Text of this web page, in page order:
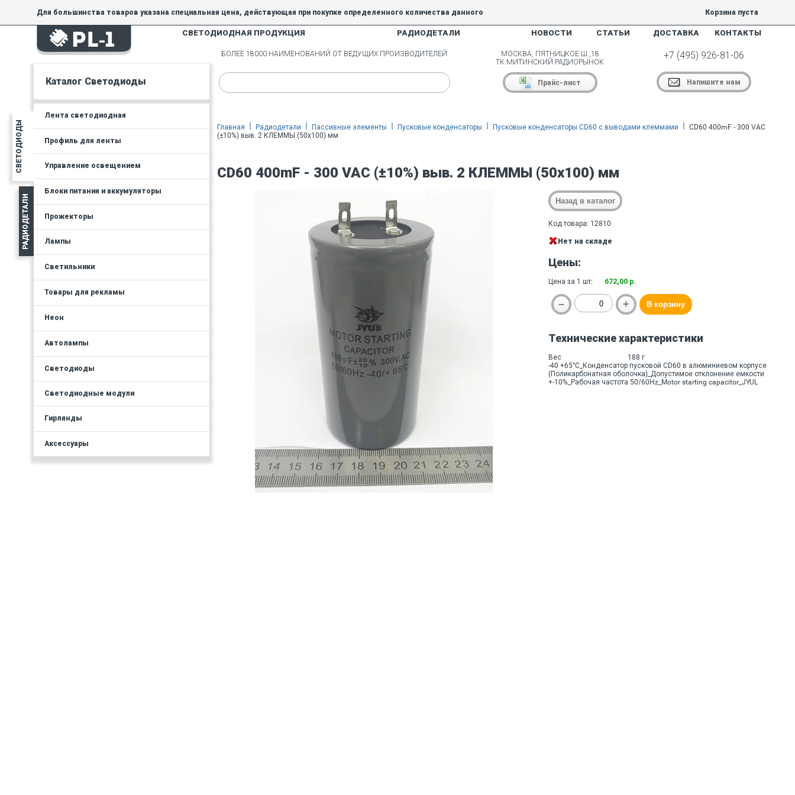
Для большинства товаров указана специальная цена, действующая при покупке определенного количества данного
товара.
На товары, купленные по специальной цене, общие скидки 5% и 10% не действуют.
Корзина пуста
СВЕТОДИОДНАЯ ПРОДУКЦИЯ РАДИОДЕТАЛИ НОВОСТИ СТАТЬИ ДОСТАВКА КОНТАКТЫ
СВЕТОДИОДЫ
РАДИОДЕТАЛИ
Каталог Светодиоды
Лента светодиодная
Профиль для ленты
Управление освещением
Блоки питания и аккумуляторы
Прожекторы
Лампы
Светильники
Товары для рекламы
Неон
Автолампы
Светодиоды
Светодиодные модули
Гирлянды
Аксессуары
БОЛЕЕ 18000 НАИМЕНОВАНИЙ ОТ ВЕДУЩИХ ПРОИЗВОДИТЕЛЕЙ
МОСКВА, ПЯТНИЦКОЕ Ш.,18
ТК МИТИНСКИЙ РАДИОРЫНОК
Прайс-лист
+7 (495) 926-81-06
Напишите нам
Главная Радиодетали Пассивные элементы Пусковые конденсаторы Пусковые конденсаторы CD60 с выводами клеммами
CD60 400mF - 300 VAC
(±10%) выв. 2 КЛЕММЫ (50х100) мм
CD60 400mF - 300 VAC (±10%) выв. 2 КЛЕММЫ (50х100) мм
Код товара: 12810
Нет на складе
Цены:
Цена за 1 шт: 672,00 р.
Технические характеристики
Вес
188 г
-40 +65°C_Конденсатор пусковой CD60 в алюминиевом корпусе
(Поликарбонатная оболочка)_Допустимое отклонение емкости
+-10%_Рабочая частота 50/60Hz_Motor starting capacitor_JYUL